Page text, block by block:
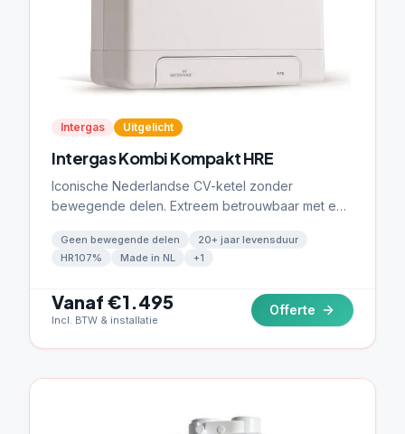
Intergas Uitgelicht
Intergas Kombi Kompakt HRE
Iconische Nederlandse CV-ketel zonder
bewegende delen. Extreem betrouwbaar met een
Geen bewegende delen
20+ jaar levensduur
HR107%
Made in NL +1
Vanaf €1.495
Incl. BTW & installatie
Offerte